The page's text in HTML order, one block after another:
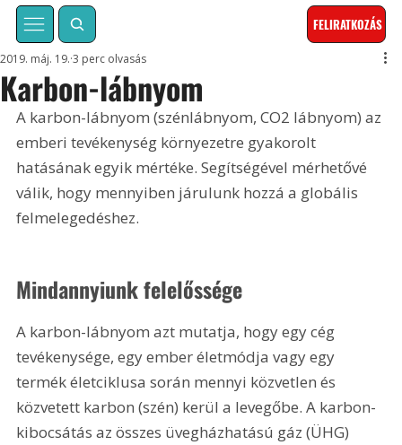
FELIRATKOZÁS
Karbon-lábnyom
2019. máj. 19. 3 perc olvasás
A karbon-lábnyom (szénlábnyom, CO2 lábnyom) az
emberi tevékenység környezetre gyakorolt
hatásának egyik mértéke. Segítségével mérhetővé
válik, hogy mennyiben járulunk hozzá a globális
felmelegedéshez.
Mindannyiunk felelőssége
A karbon-lábnyom azt mutatja, hogy egy cég
tevékenysége, egy ember életmódja vagy egy
termék életciklusa során mennyi közvetlen és
közvetett karbon (szén) kerül a levegőbe. A karbon-
kibocsátás az összes üvegházhatású gáz (ÜHG)